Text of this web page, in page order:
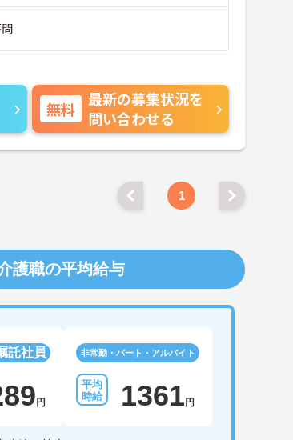
無料
最新の募集状況を
問い合わせる
1
護職の平均給与
託社員
円
非常勤・パート・アルバイト
1361 円